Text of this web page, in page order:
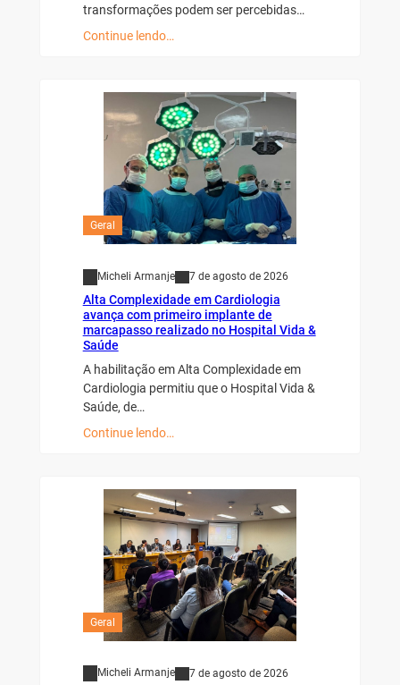
transformações podem ser percebidas…
Continue lendo…
Geral
Micheli Armanje 7 de agosto de 2026
Alta Complexidade em Cardiologia
avança com primeiro implante de
marcapasso realizado no Hospital Vida &
Saúde
A habilitação em Alta Complexidade em
Cardiologia permitiu que o Hospital Vida &
Saúde, de…
Continue lendo…
Geral
Micheli Armanje 7 de agosto de 2026